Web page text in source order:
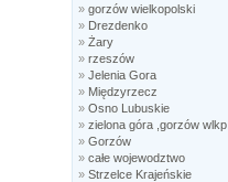
» gorzów wielkopolski
» Drezdenko
» Żary
» rzeszów
» Jelenia Gora
» Międzyrzecz
» Osno Lubuskie
» zielona góra ,gorzów wlkp
» Gorzów
» całe wojewodztwo
» Strzelce Krajeńskie